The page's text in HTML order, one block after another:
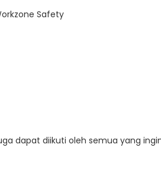
Safety
dapat diikuti oleh semua yang